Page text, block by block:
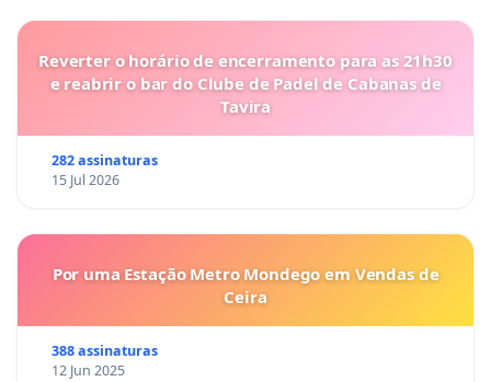
Reverter o horário de encerramento para as 21h30
e reabrir o bar do Clube de Padel de Cabanas de
Tavira
282 assinaturas
15 Jul 2026
Por uma Estação Metro Mondego em Vendas de
Ceira
388 assinaturas
12 Jun 2025